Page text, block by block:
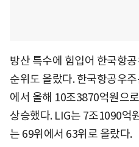
방산 특수에 힘입어 한국항
순위도 올랐다. 한국항공우
에서 올해 10조3870억원으
상승했다. LIG는 7조1090억
는 69위에서 63위로 올랐다.